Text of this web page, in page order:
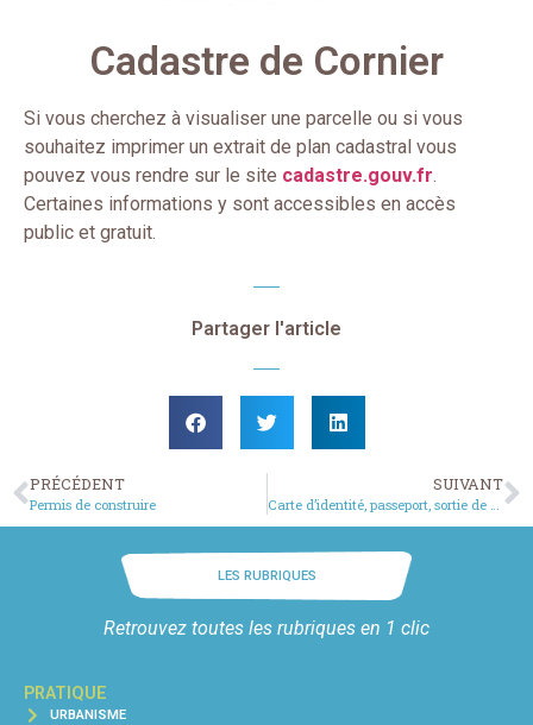
Cadastre de Cornier
Si vous cherchez à visualiser une parcelle ou si vous
souhaitez imprimer un extrait de plan cadastral vous
pouvez vous rendre sur le site cadastre.gouv.fr.
Certaines informations y sont accessibles en accès
public et gratuit.
Partager l'article
PRÉCÉDENT
Permis de construire
SUIVANT
Carte d’identité, passeport, sortie de territoire
LES RUBRIQUES
Retrouvez toutes les rubriques en 1 clic
PRATIQUE
URBANISME